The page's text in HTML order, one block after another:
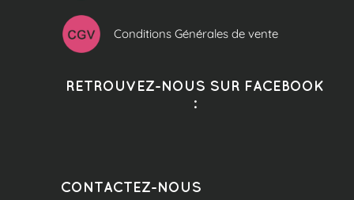
Conditions Générales de vente
RETROUVEZ-NOUS SUR FACEBOOK
:
CONTACTEZ-NOUS